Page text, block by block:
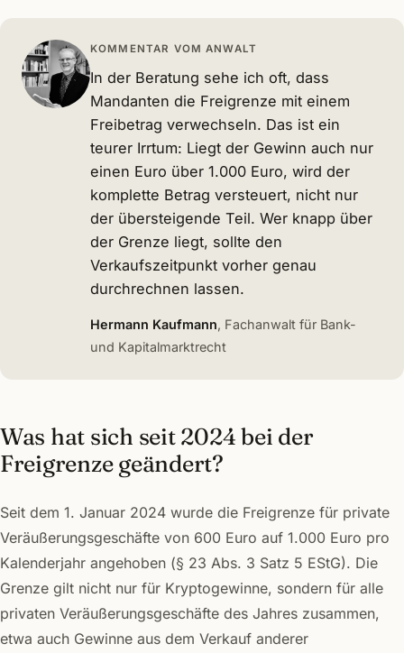
KOMMENTAR VOM ANWALT
In der Beratung sehe ich oft, dass
Mandanten die Freigrenze mit einem
Freibetrag verwechseln. Das ist ein
teurer Irrtum: Liegt der Gewinn auch nur
einen Euro über 1.000 Euro, wird der
komplette Betrag versteuert, nicht nur
der übersteigende Teil. Wer knapp über
der Grenze liegt, sollte den
Verkaufszeitpunkt vorher genau
durchrechnen lassen.
Hermann Kaufmann, Fachanwalt für Bank-
und Kapitalmarktrecht
Was hat sich seit 2024 bei der
Freigrenze geändert?
Seit dem 1. Januar 2024 wurde die Freigrenze für private
Veräußerungsgeschäfte von 600 Euro auf 1.000 Euro pro
Kalenderjahr angehoben (§ 23 Abs. 3 Satz 5 EStG). Die
Grenze gilt nicht nur für Kryptogewinne, sondern für alle
privaten Veräußerungsgeschäfte des Jahres zusammen,
etwa auch Gewinne aus dem Verkauf anderer